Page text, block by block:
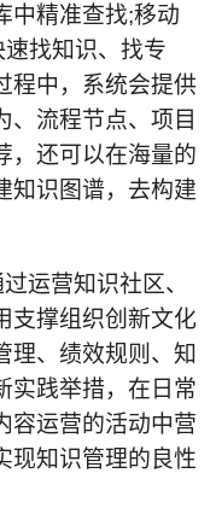
中精准查找;移动
找知识、找专
程中，系统会提供
、流程节点、项目
，还可以在海量的
知识图谱，去构建
运营知识社区、
支撑组织创新文化
理、绩效规则、知
实践举措，在日常
容运营的活动中营
现知识管理的良性